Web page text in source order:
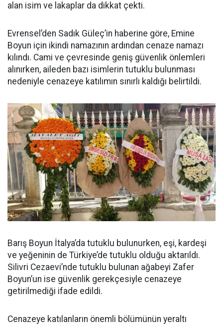
alan isim ve lakaplar da dikkat çekti.
Evrensel’den Sadık Güleç’in haberine göre, Emine
Boyun için ikindi namazının ardından cenaze namazı
kılındı. Cami ve çevresinde geniş güvenlik önlemleri
alınırken, aileden bazı isimlerin tutuklu bulunması
nedeniyle cenazeye katılımın sınırlı kaldığı belirtildi.
Barış Boyun İtalya’da tutuklu bulunurken, eşi, kardeşi
ve yeğeninin de Türkiye’de tutuklu olduğu aktarıldı.
Silivri Cezaevi’nde tutuklu bulunan ağabeyi Zafer
Boyun’un ise güvenlik gerekçesiyle cenazeye
getirilmediği ifade edildi.
Cenazeye katılanların önemli bölümünün yeraltı